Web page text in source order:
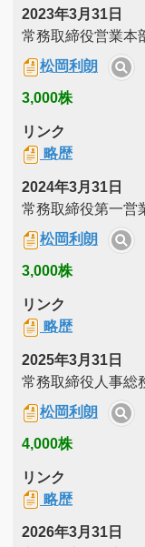
2023年3月31日
常務取締役営業本
松岡利朗
3,000株
リンク
略歴
2024年3月31日
常務取締役第一営
松岡利朗
3,000株
リンク
略歴
2025年3月31日
常務取締役人事総
松岡利朗
4,000株
リンク
略歴
2026年3月31日